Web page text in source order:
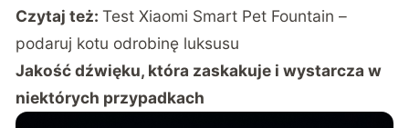
Czytaj też:Test Xiaomi Smart Pet Fountain –
podaruj kotu odrobinę luksusu
Jakość dźwięku, która zaskakuje i wystarcza w
niektórych przypadkach